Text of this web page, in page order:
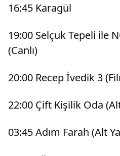
16:45 Karagül
19:00 Selçuk Tepeli ile
(Canlı)
20:00 Recep İvedik 3
22:00 Çift Kişilik Oda (Alt
03:45 Adım Farah (Alt